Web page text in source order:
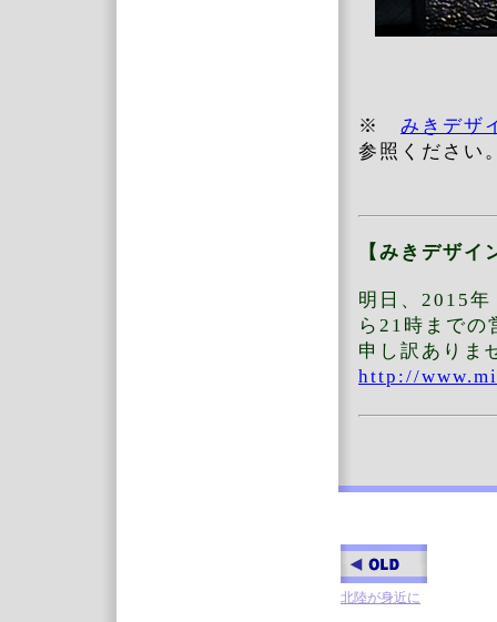
※ みきデザ
参照ください
【みきデザ
明日、2015
ら21時までの
申し訳ありま
http://
北陸が身近に